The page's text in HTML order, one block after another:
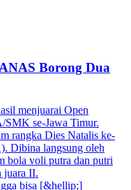
Borong Dua
menjuarai Open
se-Jawa Timur.
rangka Dies Natalis ke-
Dibina langsung oleh
bola voli putra dan putri
juara II.
bisa [&hellip;]